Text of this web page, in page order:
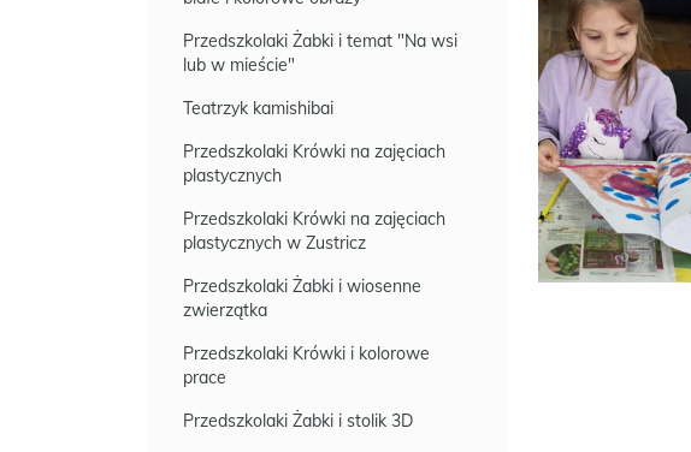
Przedszkolaki Żabki i temat "Na wsi
lub w mieście"
Teatrzyk kamishibai
Przedszkolaki Krówki na zajęciach
plastycznych
Przedszkolaki Krówki na zajęciach
plastycznych w Zustricz
Przedszkolaki Żabki i wiosenne
zwierzątka
Przedszkolaki Krówki i kolorowe
prace
Przedszkolaki Żabki i stolik 3D